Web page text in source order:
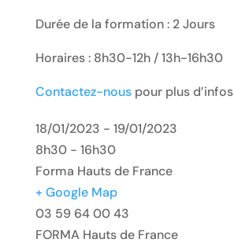
Durée de la formation : 2 Jours
Horaires : 8h30-12h / 13h-16h30
Contactez-nouspour plus d’infos
18/01/2023 - 19/01/2023
8h30 - 16h30
Forma Hauts de France
+ Google Map
03 59 64 00 43
FORMA Hauts de France